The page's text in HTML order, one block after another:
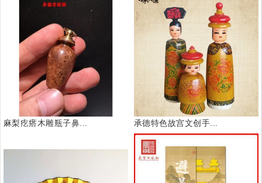
麻梨疙瘩木雕瓶子鼻... 承德特色故宫文创手...